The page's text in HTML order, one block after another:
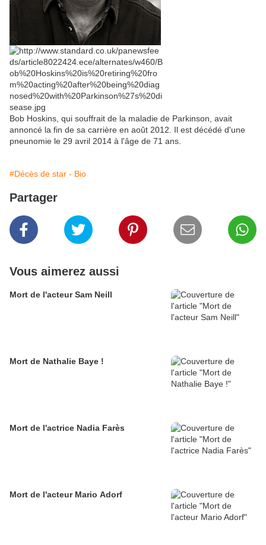
Bob Hoskins, qui souffrait de la maladie de Parkinson, avait
annoncé la fin de sa carrière en août 2012. Il est décédé d'une
pneunomie le 29 avril 2014 à l'âge de 71 ans.
#Décès de star - Bio
Partager
Vous aimerez aussi
Mort de l'acteur Sam Neill
Mort de Nathalie Baye !
Mort de l'actrice Nadia Farès
Mort de l'acteur Mario Adorf